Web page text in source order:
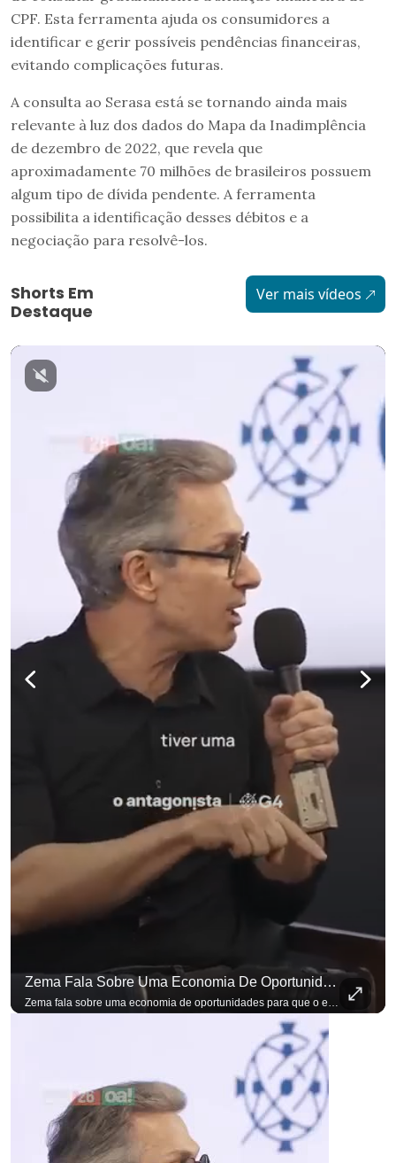
CPF. Esta ferramenta ajuda os consumidores a
identificar e gerir possíveis pendências financeiras,
evitando complicações futuras.
A consulta ao Serasa está se tornando ainda mais
relevante à luz dos dados do Mapa da Inadimplência
de dezembro de 2022, que revela que
aproximadamente 70 milhões de brasileiros possuem
algum tipo de dívida pendente. A ferramenta
possibilita a identificação desses débitos e a
negociação para resolvê-los.
Shorts Em
Destaque
Ver mais vídeos
Zema Fala Sobre Uma Economia De Oportunidades Para O Empresário